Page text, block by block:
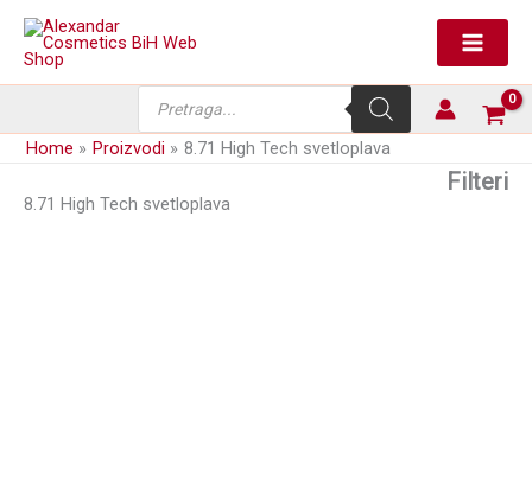
Skip
content
search
Home Proizvodi 8.71 High Tech svetloplava
8.71 High Tech svetloplava
Filteri